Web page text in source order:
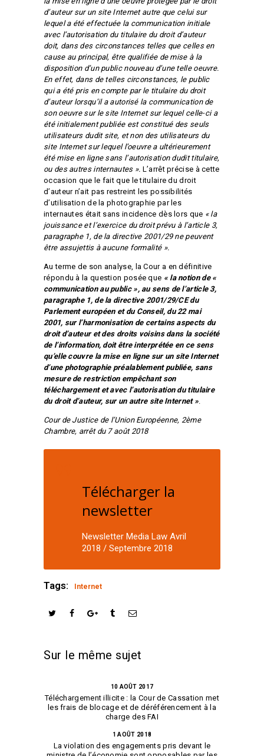
d’auteur sur un site Internet autre que celui sur
lequel a été effectuée la communication initiale
avec l’autorisation du titulaire du droit d’auteur
doit, dans des circonstances telles que celles en
cause au principal, être qualifiée de mise à la
disposition d’un public nouveau d’une telle oeuvre.
En effet, dans de telles circonstances, le public
qui a été pris en compte par le titulaire du droit
d’auteur lorsqu’il a autorisé la communication de
son oeuvre sur le site Internet sur lequel celle-ci a
été initialement publiée est constitué des seuls
utilisateurs dudit site, et non des utilisateurs du
site Internet sur lequel l’oeuvre a ultérieurement
été mise en ligne sans l’autorisation dudit titulaire,
ou des autres internautes ». L’arrêt précise à cette
occasion que le fait que le titulaire du droit
d’auteur n’ait pas restreint les possibilités
d’utilisation de la photographie par les
internautes était sans incidence dès lors que « la
jouissance et l’exercice du droit prévu à l’article 3,
paragraphe 1, de la directive 2001/29 ne peuvent
être assujettis à aucune formalité ».
Au terme de son analyse, la Cour a en définitive
répondu à la question posée que « la notion de «
communication au public », au sens de l’article 3,
paragraphe 1, de la directive 2001/29/CE du
Parlement européen et du Conseil, du 22 mai
2001, sur l’harmonisation de certains aspects du
droit d’auteur et des droits voisins dans la société
de l’information, doit être interprétée en ce sens
qu’elle couvre la mise en ligne sur un site Internet
d’une photographie préalablement publiée, sans
mesure de restriction empêchant son
téléchargement et avec l’autorisation du titulaire
du droit d’auteur, sur un autre site Internet ».
Cour de Justice de l’Union Européenne, 2ème
Chambre, arrêt du 7 août 2018
Télécharger la
newsletter
Newsletter Media Law Avril
2018 / Septembre 2018
Tags: Internet
Sur le même sujet
10 AOÛT 2017
Téléchargement illicite : la Cour de Cassation met
les frais de blocage et de déréférencement à la
charge des FAI
1 AOÛT 2018
La violation des engagements pris devant le